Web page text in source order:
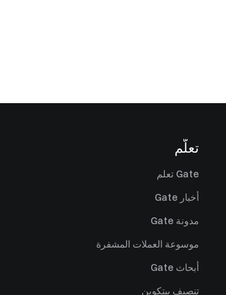
تعلّم
Gate تعلم
أخبار Gate
مدونة Gate
موسوعة العملات المشفرة
أبحاث Gate
تنصيف بيتكوين